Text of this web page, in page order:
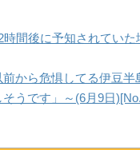
間後に予知されてい
から危惧してる伊豆
うです」～(6月9日